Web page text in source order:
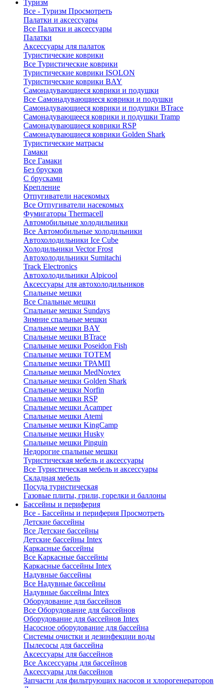
Туризм
Все - Туризм Просмотреть
Палатки и аксессуары
Все Палатки и аксессуары
Палатки
Аксессуары для палаток
Туристические коврики
Все Туристические коврики
Туристические коврики ISOLON
Туристические коврики BAY
Самонадувающиеся коврики и подушки
Все Самонадувающиеся коврики и подушки
Самонадувающиеся коврики и подушки BTrace
Самонадувающееся коврики и подушки Tramp
Самонадувающиеся коврики RSP
Самонадувающиеся коврики Golden Shark
Туристические матрасы
Гамаки
Все Гамаки
Без брусков
С брусками
Крепление
Отпугиватели насекомых
Все Отпугиватели насекомых
Фумигаторы Thermacell
Автомобильные холодильники
Все Автомобильные холодильники
Автохолодильники Ice Cube
Холодильники Vector Frost
Автохолодильники Sumitachi
Track Electronics
Автохолодильники Alpicool
Аксессуары для автохолодильников
Спальные мешки
Все Спальные мешки
Спальные мешки Sundays
Зимние спальные мешки
Спальные мешки BAY
Спальные мешки BTrace
Спальные мешки Poseidon Fish
Спальные мешки ТОТЕМ
Спальные мешки ТРАМП
Cпальные мешки MedNovtex
Спальные мешки Golden Shark
Спальные мешки Norfin
Спальные мешки RSP
Спальные мешки Acamper
Спальные мешки Atemi
Спальные мешки KingCamp
Спальные мешки Husky
Спальные мешки Pinguin
Недорогие спальные мешки
Туристическая мебель и аксессуары
Все Туристическая мебель и аксессуары
Складная мебель
Посуда туристическая
Газовые плиты, грили, горелки и баллоны
Бассейны и периферия
Все - Бассейны и периферия Просмотреть
Детские бассейны
Все Детские бассейны
Детские бассейны Intex
Каркасные бассейны
Все Каркасные бассейны
Каркасные бассейны Intex
Надувные бассейны
Все Надувные бассейны
Надувные бассейны Intex
Оборудование для бассейнов
Все Оборудование для бассейнов
Оборудование для бассейнов Intex
Насосное оборудование для бассейна
Системы очистки и дезинфекции воды
Пылесосы для бассейна
Аксессуары для бассейнов
Все Аксессуары для бассейнов
Аксессуары для бассейнов
Запчасти для фильтрующих насосов и хлорогенераторов